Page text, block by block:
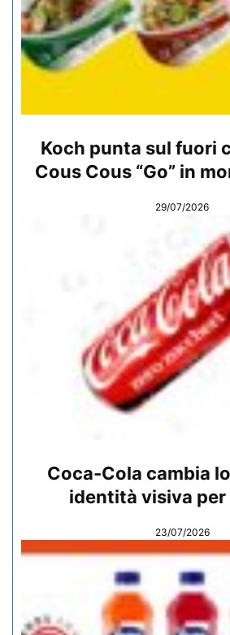
Koch punta sul fuori
Cous Cous “Go” in
29/07/2026
Coca-Cola cambia
identità visiva per
23/07/2026